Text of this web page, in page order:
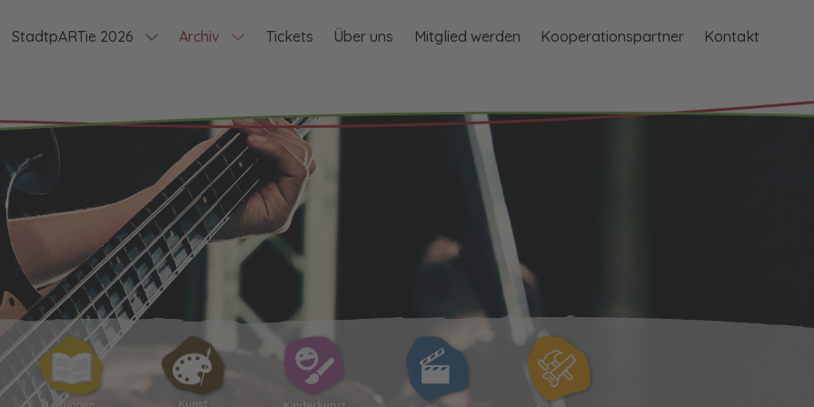
StadtpARTie 2026 Archiv Tickets Über uns Mitglied werden Kooperationspartner Kontakt